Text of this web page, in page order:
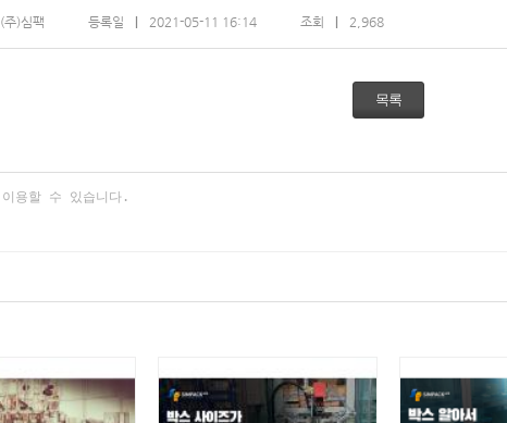
(주)심팩 등록일 2021-05-11 16:14 조회 2,968
목록